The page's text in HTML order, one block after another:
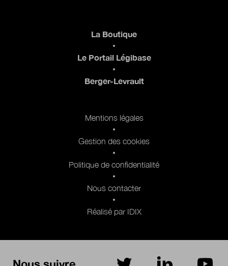
La Boutique
Le Portail Légibase
Berger-Levrault
Mentions légales
Gestion des cookies
Politique de confidentialité
Nous contacter
Réalisé par IDIX